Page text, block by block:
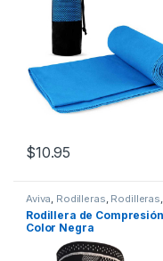
$10.95
Este producto tiene
Aviva, Rodilleras, Rodilleras,
Salud Deportiva
Rodillera de Compresión
Color Negra